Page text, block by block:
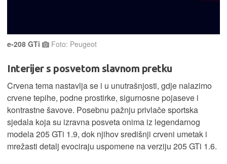
e-208 GTi Foto: Peugeot
Interijer s posvetom slavnom pretku
Crvena tema nastavlja se i u unutrašnjosti, gdje nalazimo
crvene tepihe, podne prostirke, sigurnosne pojaseve i
kontrastne šavove. Posebnu pažnju privlače sportska
sjedala koja su izravna posveta onima iz legendarnog
modela 205 GTi 1.9, dok njihov središnji crveni umetak i
mrežasti detalj evociraju uspomene na verziju 205 GTi 1.6.